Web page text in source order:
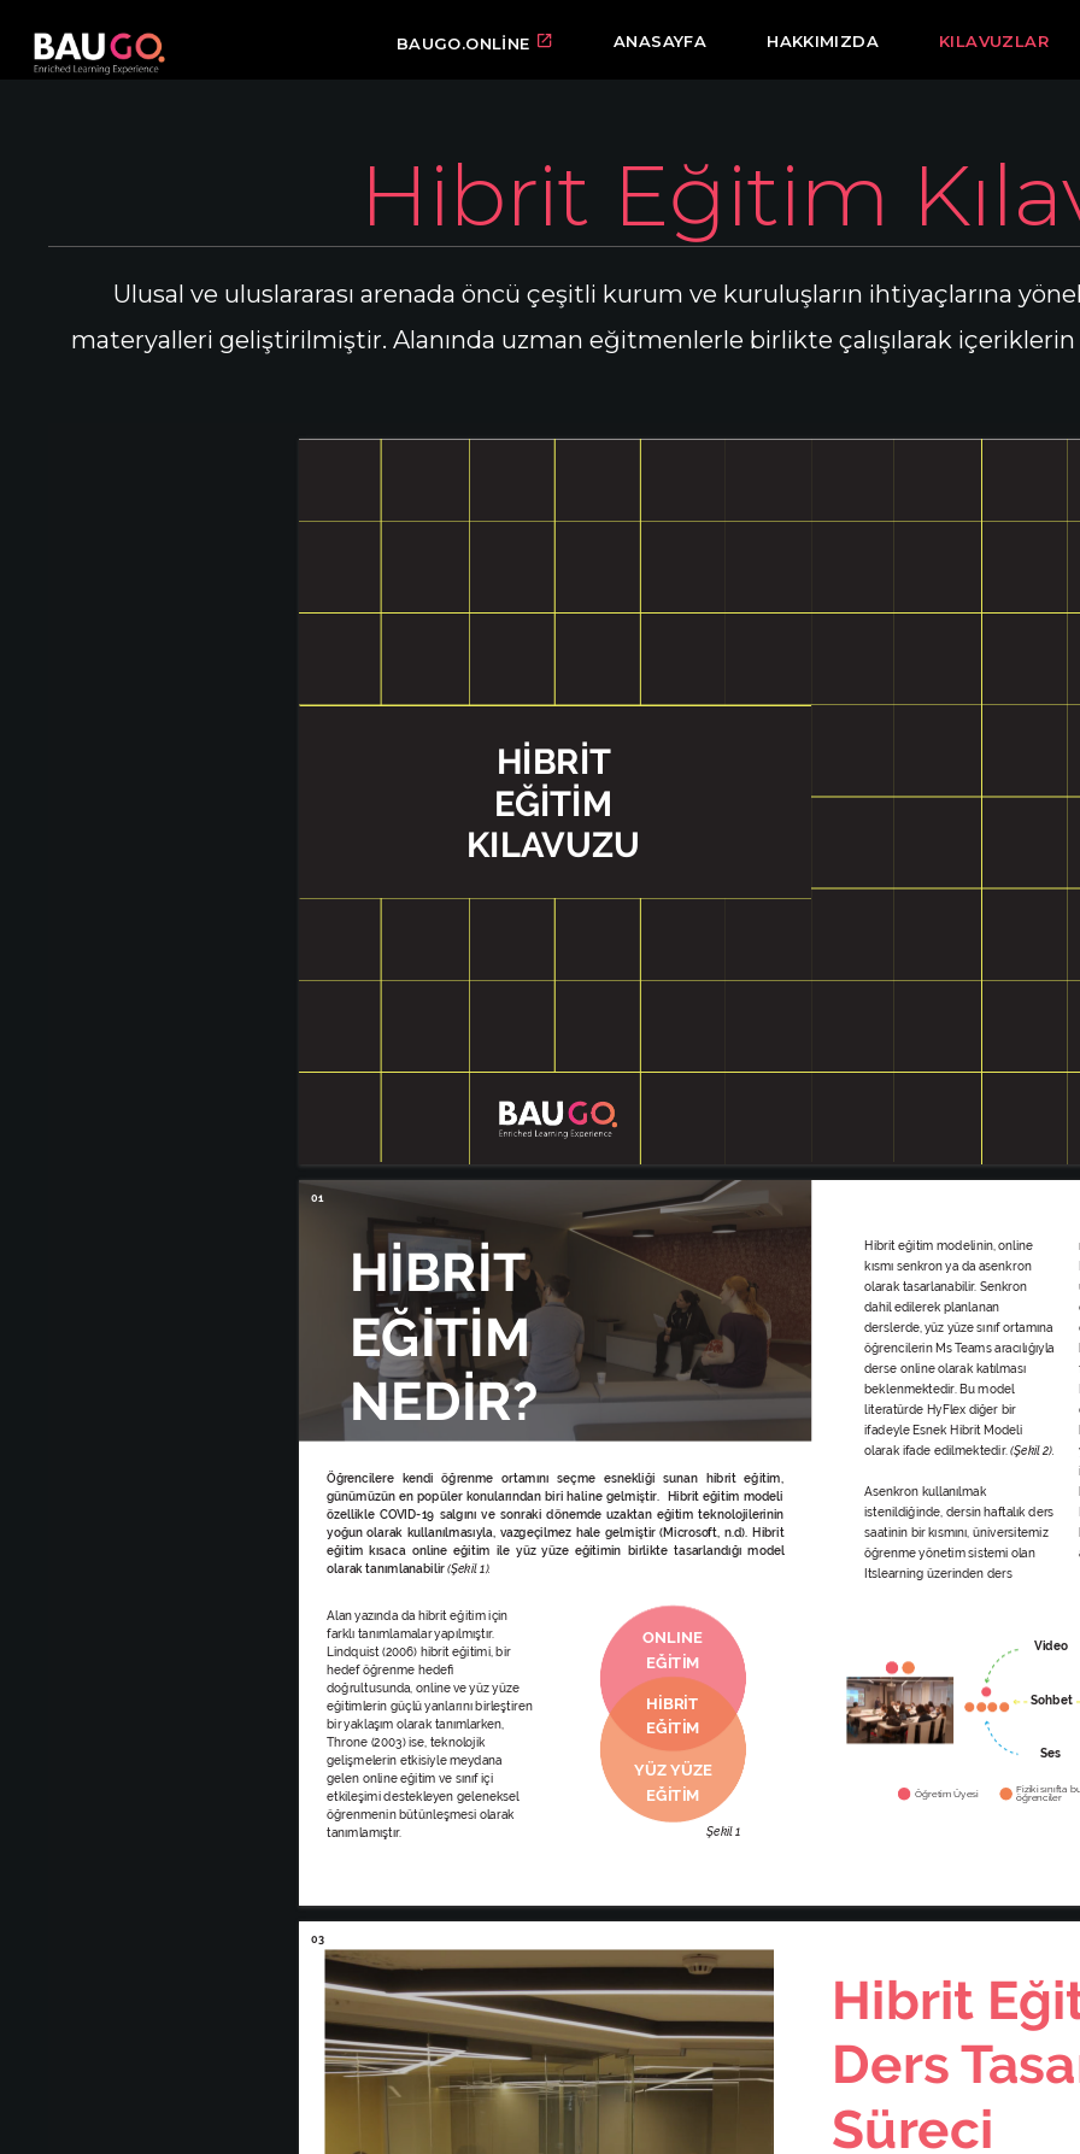
BAUGO.ONLINE ANASAYFA HAKKIMIZDA KILAVUZLAR
Hibrit Eğitim
Ulusal ve uluslararası arenada öncü çeşitli kurum ve kuruluşların ihtiyaçlarına
materyalleri geliştirilmiştir. Alanında uzman eğitmenlerle birlikte çalışılarak